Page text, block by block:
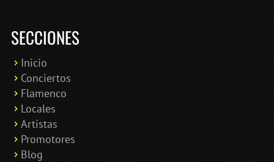
SECCIONES
Inicio
Conciertos
Flamenco
Locales
Artistas
Promotores
Blog